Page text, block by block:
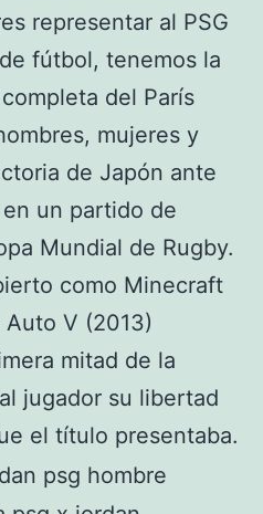
representar al PSG
fútbol, tenemos la
del París
mujeres y
de Japón ante
un partido de
Mundial de Rugby.
como Minecraft
Auto V (2013)
mitad de la
jugador su libertad
el título presentaba.